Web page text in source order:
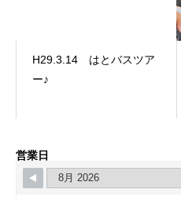
H29.3.14 はとバスツア
ー♪
営業日